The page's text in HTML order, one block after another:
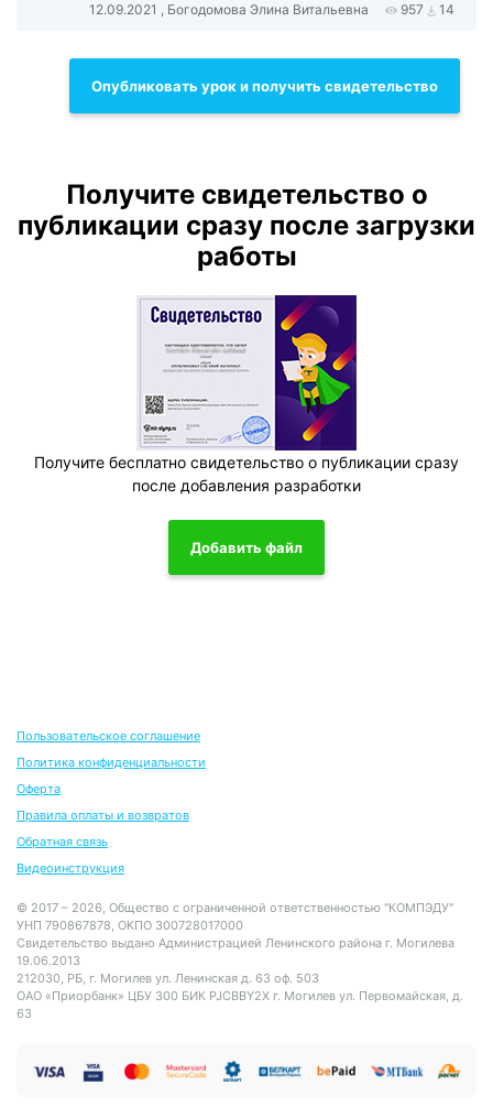
12.09.2021 , Богодомова Элина Витальевна 957 14
Опубликовать урок и получить свидетельство
Получите свидетельство о
публикации сразу после загрузки
работы
Получите бесплатно свидетельство о публикации сразу
после добавления разработки
Добавить файл
Пользовательское соглашение
Политика конфиденциальности
Оферта
Правила оплаты и возвратов
Обратная связь
Видеоинструкция
© 2017 – 2026, Общество с ограниченной ответственностью "КОМПЭДУ"
УНП 790867878, ОКПО 300728017000
Свидетельство выдано Администрацией Ленинского района г. Могилева
19.06.2013
212030, РБ, г. Могилев ул. Ленинская д. 63 оф. 503
ОАО «Приорбанк» ЦБУ 300 БИК PJCBBY2X г. Могилев ул. Первомайская, д.
63